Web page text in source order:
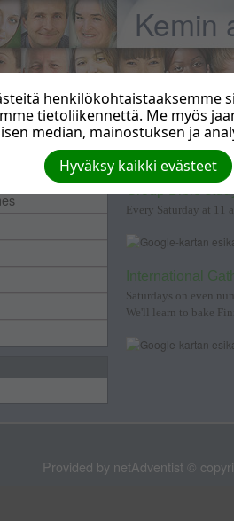
Kemin
Every Saturday at 11
International
Saturdays on even
We'll learn to bake
Provided by netAdventist ©
henkilökohtaistaaksemme
tietoliikennettä. Me myös
median, mainostuksen ja
Hyväksy kaikki evästeet